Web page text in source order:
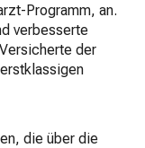
Programm, an.
verbesserte
der
die über die